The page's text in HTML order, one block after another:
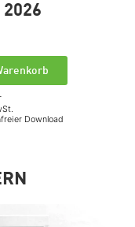
2026
Download